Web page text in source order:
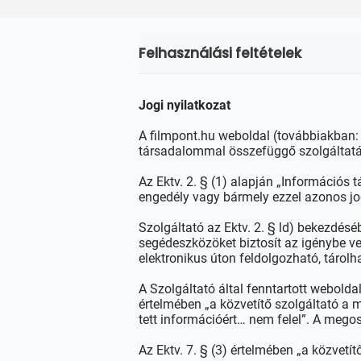
Felhasználási feltételek
Jogi nyilatkozat
A filmpont.hu weboldal
társadalommal összefüggő
Az Ektv. 2. § (1) alapján „Információs
engedély vagy bármely ezzel azonos
Szolgáltató az Ektv. 2. § ld)
segédeszközöket biztosít az igénybe
elektronikus úton feldolgozható,
A Szolgáltató által fenntartott
értelmében „a közvetítő szolgáltató a
tett információért… nem felel”. A
Az Ektv. 7. § (3) értelmében „a